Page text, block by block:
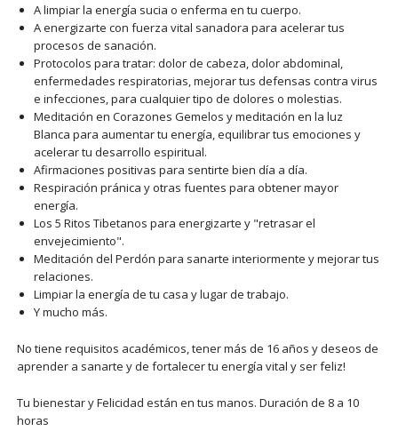
A limpiar la energía sucia o enferma en tu cuerpo.
A energizarte con fuerza vital sanadora para acelerar tus
procesos de sanación.
Protocolos para tratar: dolor de cabeza, dolor abdominal,
enfermedades respiratorias, mejorar tus defensas contra virus
e infecciones, para cualquier tipo de dolores o molestias.
Meditación en Corazones Gemelos y meditación en la luz
Blanca para aumentar tu energía, equilibrar tus emociones y
acelerar tu desarrollo espiritual.
Afirmaciones positivas para sentirte bien día a día.
Respiración pránica y otras fuentes para obtener mayor
energía.
Los 5 Ritos Tibetanos para energizarte y "retrasar el
envejecimiento".
Meditación del Perdón para sanarte interiormente y mejorar tus
relaciones.
Limpiar la energía de tu casa y lugar de trabajo.
Y mucho más.
No tiene requisitos académicos, tener más de 16 años y deseos de
aprender a sanarte y de fortalecer tu energía vital y ser feliz!
Tu bienestar y Felicidad están en tus manos. Duración de 8 a 10
horas